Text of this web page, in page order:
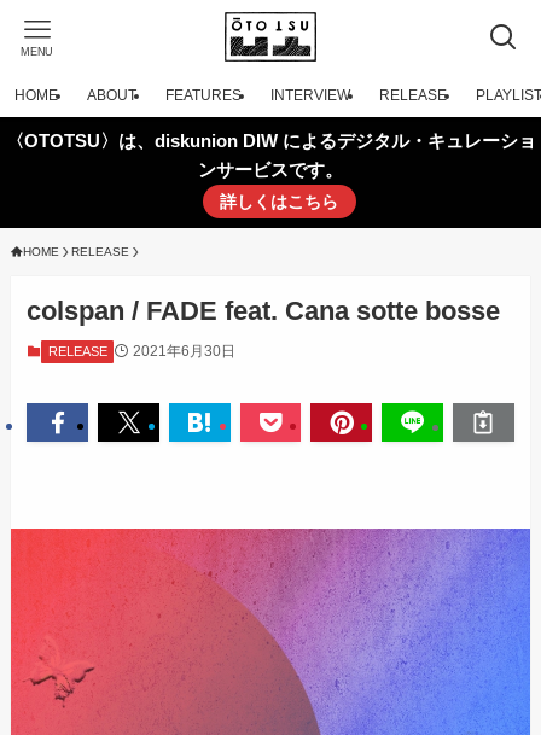
MENU
HOME ABOUT FEATURES INTERVIEW RELEASE PLAYLIST
〈OTOTSU〉は、diskunion DIW によるデジタル・キュレーショ
ンサービスです。
詳しくはこちら
HOME RELEASE
colspan / FADE feat. Cana sotte bosse
RELEASE 2021年6月30日